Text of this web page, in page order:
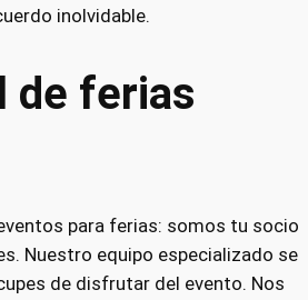
inolvidable.
de ferias
para ferias: somos tu socio
Nuestro equipo especializado se
de disfrutar del evento. Nos